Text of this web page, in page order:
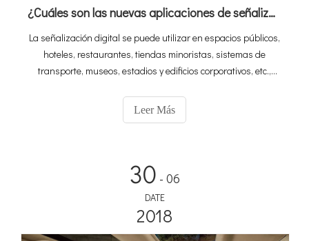
¿Cuáles son las nuevas aplicaciones de señalización digital LCD?
La señalización digital se puede utilizar en espacios públicos,
hoteles, restaurantes, tiendas minoristas, sistemas de
transporte, museos, estadios y edificios corporativos, etc.,
marketing y publicidad exterior. Además, la pantalla digital se
aplica a la publicidad de mensajes de texto, animados, de
específicas.
Leer Más
30 - 06
DATE
2018